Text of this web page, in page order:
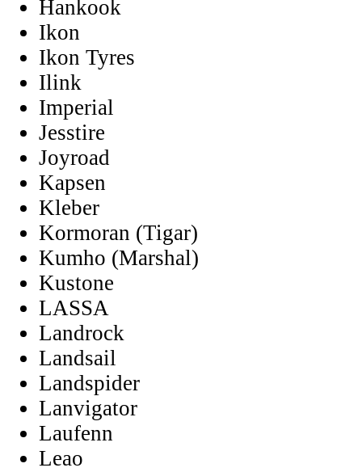
Hankook
Ikon
Ikon Tyres
Ilink
Imperial
Jesstire
Joyroad
Kapsen
Kleber
Kormoran (Tigar)
Kumho (Marshal)
Kustone
LASSA
Landrock
Landsail
Landspider
Lanvigator
Laufenn
Leao